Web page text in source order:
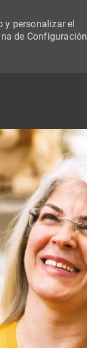
y personalizar el
de Configuración